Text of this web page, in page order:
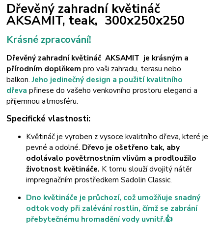
Dřevěný zahradní květináč
AKSAMIT, teak, 300x250x250
Krásné zpracování!
Dřevěný zahradní květináč AKSAMIT je krásným a
přírodním doplňkem pro vaši zahradu, terasu nebo
balkon.Jeho jedinečný design a použití kvalitního
dřeva přinese do vašeho venkovního prostoru eleganci a
příjemnou atmosféru.
Specifické vlastnosti:
Květináč je vyroben z vysoce kvalitního dřeva, které je
pevné a odolné. Dřevo je ošetřeno tak, aby
odolávalo povětrnostním vlivům a prodloužilo
životnost květináče. K tomu slouží dvojitý nátěr
impregnačním prostředkem Sadolin Classic.
Dno květináče je průchozí, což umožňuje snadný
odtok vody při zalévání rostlin, čímž se zabrání
přebytečnému hromadění vody uvnitř.👍